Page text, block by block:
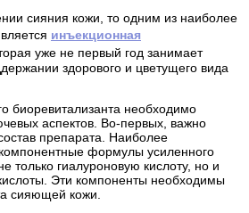
сияния кожи, то одним из наиболее
инъекционная
уже не первый год занимает
здорового и цветущего вида
биоревитализанта необходимо
аспектов. Во-первых, важно
препарата. Наиболее
формулы усиленного
только гиалуроновую кислоту, но и
Эти компоненты необходимы
сияющей кожи.